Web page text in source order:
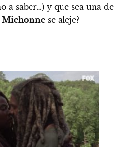
a saber…) y que sea una de
Michonne se aleje?